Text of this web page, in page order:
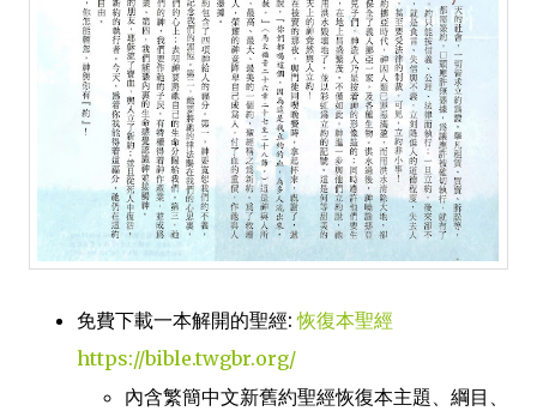
免費下載一本解開的聖經:恢復本聖經
https://bible.twgbr.org/
內含繁簡中文新舊約聖經恢復本主題、綱目、